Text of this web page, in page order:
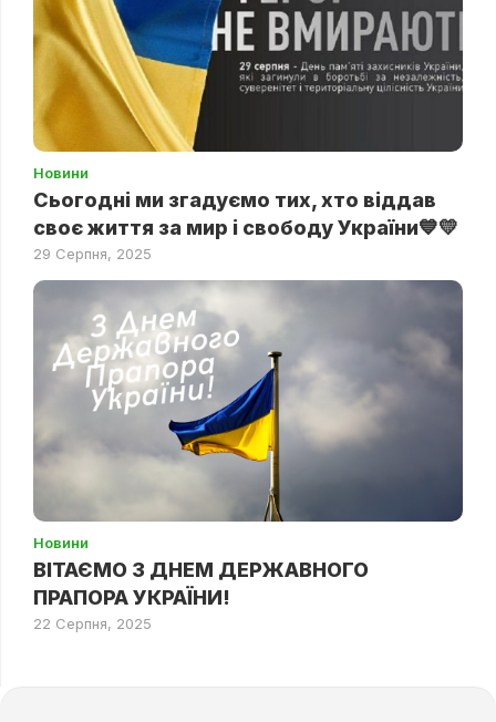
Новини
Сьогодні ми згадуємо тих, хто віддав
своє життя за мир і свободу України💙💛
29 Серпня, 2025
Новини
ВІТАЄМО З ДНЕМ ДЕРЖАВНОГО
ПРАПОРА УКРАЇНИ!
22 Серпня, 2025